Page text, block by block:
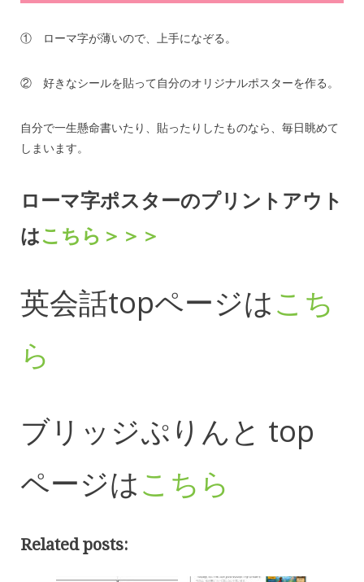
① ローマ字が薄いので、上手になぞる。
② 好きなシールを貼って自分のオリジナルポスターを作る。
自分で一生懸命書いたり、貼ったりしたものなら、毎日眺めて
しまいます。
ローマ字ポスターのプリントアウト
はこちら＞＞＞
英会話topページはこち
ら
ブリッジぷりんと top
ページはこちら
Related posts: